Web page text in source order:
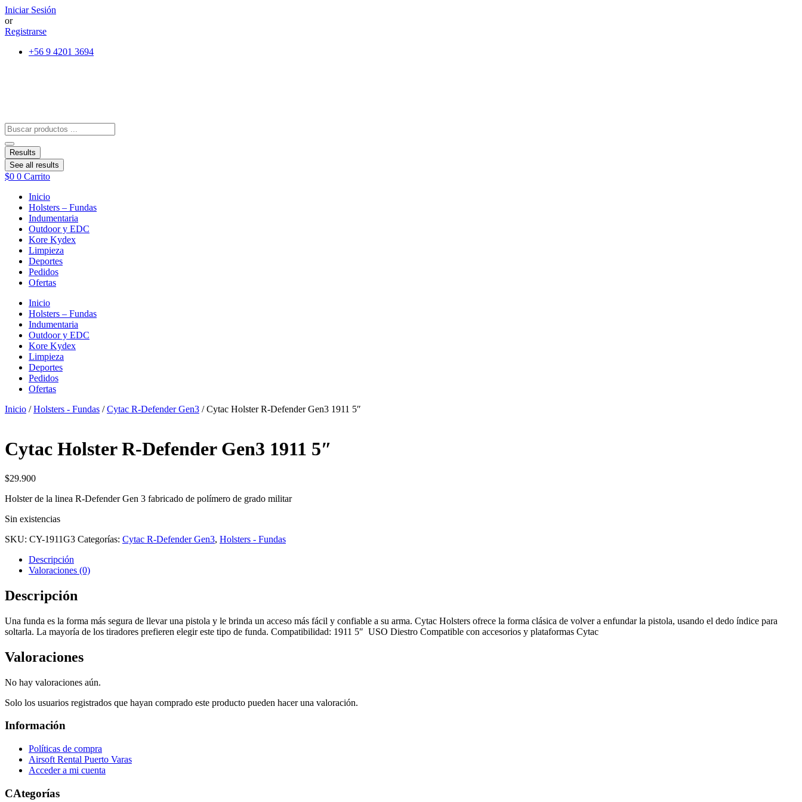
Ir
al
contenido
Iniciar Sesión
or
Registrarse
+56 9 4201 3694
Search
...
Results
See all results
$0 0 Carrito
Inicio
Holsters – Fundas
Indumentaria
Outdoor y EDC
Kore Kydex
Limpieza
Deportes
Pedidos
Ofertas
Inicio
Holsters – Fundas
Indumentaria
Outdoor y EDC
Kore Kydex
Limpieza
Deportes
Pedidos
Ofertas
Inicio /Holsters - Fundas /Cytac R-Defender Gen3 / Cytac Holster R-Defender Gen3 1911 5″
Cytac Holster R-Defender Gen3 1911 5″
$29.900
Holster de la linea R-Defender Gen 3 fabricado de polímero de grado militar
Sin existencias
SKU: CY-1911G3 Categorías: Cytac R-Defender Gen3, Holsters - Fundas
Descripción
Valoraciones (0)
Descripción
Una funda es la forma más segura de llevar una pistola y le brinda un acceso más fácil y confiable a su arma. Cytac Holsters ofrece la forma clásica de volver a enfundar la pistola, usando el dedo índice para
soltarla. La mayoría de los tiradores prefieren elegir este tipo de funda. Compatibilidad: 1911 5″ USO Diestro Compatible con accesorios y plataformas Cytac
Valoraciones
No hay valoraciones aún.
Solo los usuarios registrados que hayan comprado este producto pueden hacer una valoración.
Información
Políticas de compra
Airsoft Rental Puerto Varas
Acceder a mi cuenta
CAtegorías